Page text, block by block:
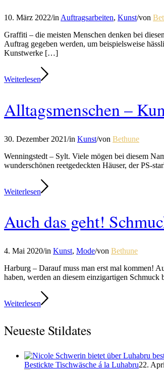
10. März 2022/in Auftragsarbeiten, Kunst/von
Graffiti – die meisten Menschen denken bei
Auftrag gegeben werden, um beispielsweise
Kunstwerke […]
Weiterlesen
Alltagsmenschen –
30. Dezember 2021/in Kunst/von Bethune
Wenningstedt – Sylt. Viele mögen bei diesem
wunderschönen reetgedeckten Häuser, der PS-
Weiterlesen
Auch das geht!
4. Mai 2020/in Kunst, Mode/von Bethune
Harburg – Darauf muss man erst mal kommen!
haben, werden an diesem einzigartigen
Weiterlesen
Neueste Stildates
Bestickte Tischwäsche á la Luhabru22.